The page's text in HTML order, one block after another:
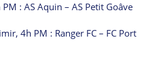
: AS Aquin – AS Petit Goâve
4h PM : Ranger FC – FC Port